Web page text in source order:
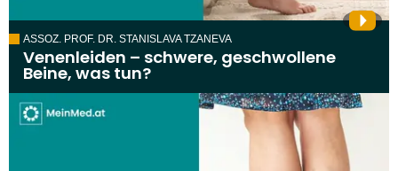
ASSOZ. PROF. DR. STANISLAVA TZANEVA
Venenleiden – schwere, geschwollene
Beine, was tun?